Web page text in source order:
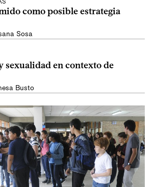
como posible estrategia
Sosa
sexualidad en contexto de
Busto